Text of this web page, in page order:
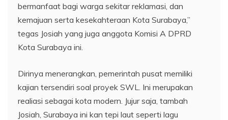
bermanfaat bagi warga sekitar reklamasi, dan
kemajuan serta kesekahteraan Kota Surabaya,”
tegas Josiah yang juga anggota Komisi A DPRD
Kota Surabaya ini.
Dirinya menerangkan, pemerintah pusat memiliki
kajian tersendiri soal proyek SWL. Ini merupakan
realiasi sebagai kota modern. Jujur saja, tambah
Josiah, Surabaya ini kan tepi laut seperti lagu